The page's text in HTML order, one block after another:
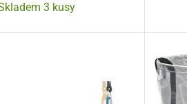
3 kusy